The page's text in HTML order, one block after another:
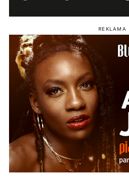
REKLAMA